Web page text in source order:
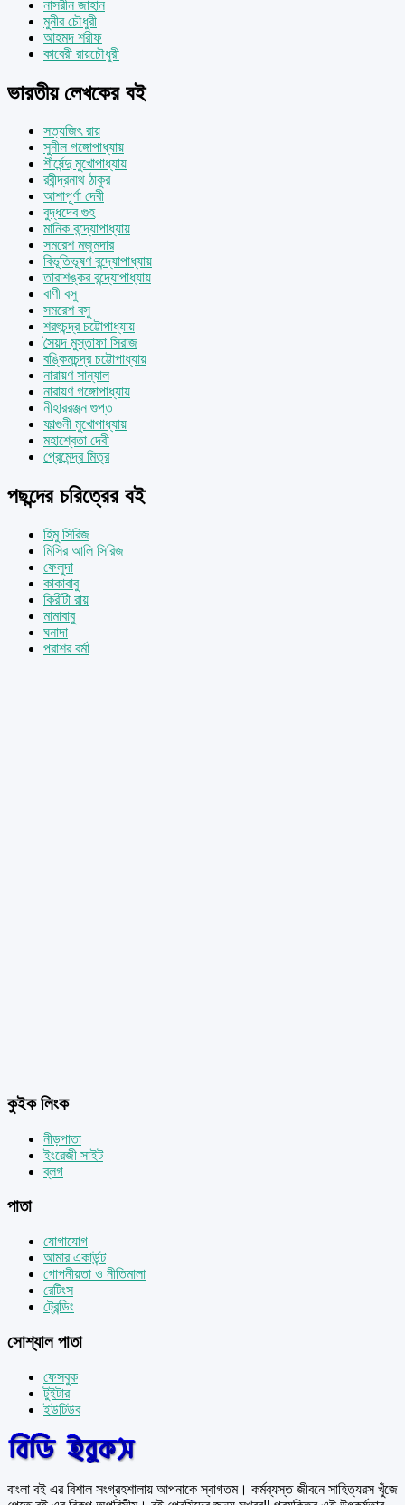
নাসরীন জাহান
মুনীর চৌধুরী
আহমদ শরীফ
কাবেরী রায়চৌধুরী
ভারতীয় লেখকের বই
সত্যজিৎ রায়
সুনীল গঙ্গোপাধ্যায়
শীর্ষেন্দু মুখোপাধ্যায়
রবীন্দ্রনাথ ঠাকুর
আশাপূর্ণা দেবী
বুদ্ধদেব গুহ
মানিক বন্দ্যোপাধ্যায়
সমরেশ মজুমদার
বিভূতিভূষণ বন্দ্যোপাধ্যায়
তারাশঙ্কর বন্দ্যোপাধ্যায়
বাণী বসু
সমরেশ বসু
শরৎচন্দ্র চট্টোপাধ্যায়
সৈয়দ মুস্তাফা সিরাজ
বঙ্কিমচন্দ্র চট্টোপাধ্যায়
নারায়ণ সান্যাল
নারায়ণ গঙ্গোপাধ্যায়
নীহাররঞ্জন গুপ্ত
ফাল্গুনী মুখোপাধ্যায়
মহাশ্বেতা দেবী
প্রেমেন্দ্র মিত্র
পছন্দের চরিত্রের বই
হিমু সিরিজ
মিসির আলি সিরিজ
ফেলুদা
কাকাবাবু
কিরীটী রায়
মামাবাবু
ঘনাদা
পরাশর বর্মা
কুইক লিংক
নীড়পাতা
ইংরেজী সাইট
ব্লগ
পাতা
যোগাযোগ
আমার একাউন্ট
গোপনীয়তা ও নীতিমালা
রেটিংস
ট্রেন্ডিং
সোশ্যাল পাতা
ফেসবুক
টুইটার
ইউটিউব
বাংলা বই এর বিশাল সংগ্রহশালায় আপনাকে স্বাগতম। কর্মব্যস্ত জীবনে সাহিত্যরস খুঁজে